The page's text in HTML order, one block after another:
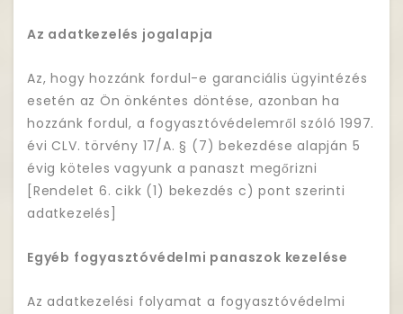
Az adatkezelés jogalapja
Az, hogy hozzánk fordul-e garanciális ügyintézés
esetén az Ön önkéntes döntése, azonban ha
hozzánk fordul, a fogyasztóvédelemről szóló 1997.
évi CLV. törvény 17/A. § (7) bekezdése alapján 5
évig köteles vagyunk a panaszt megőrizni
[Rendelet 6. cikk (1) bekezdés c) pont szerinti
adatkezelés]
Egyéb fogyasztóvédelmi panaszok kezelése
Az adatkezelési folyamat a fogyasztóvédelmi